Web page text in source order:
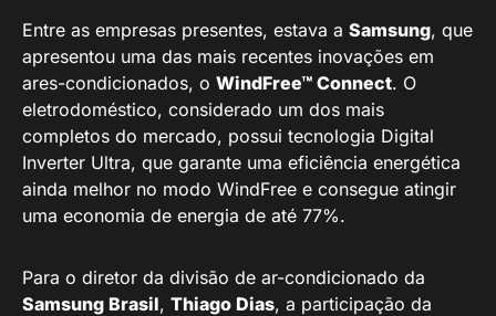
Entre as empresas presentes, estava a Samsung, que
apresentou uma das mais recentes inovações em
ares-condicionados, o WindFree™ Connect. O
eletrodoméstico, considerado um dos mais
completos do mercado, possui tecnologia Digital
Inverter Ultra, que garante uma eficiência energética
ainda melhor no modo WindFree e consegue atingir
uma economia de energia de até 77%.
Para o diretor da divisão de ar-condicionado da
Samsung Brasil, Thiago Dias, a participação da